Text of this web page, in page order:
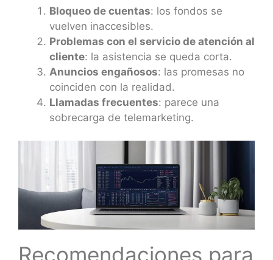
Bloqueo de cuentas: los fondos se
vuelven inaccesibles.
Problemas con el servicio de atención al
cliente: la asistencia se queda corta.
Anuncios engañosos: las promesas no
coinciden con la realidad.
Llamadas frecuentes: parece una
sobrecarga de telemarketing.
Recomendaciones para